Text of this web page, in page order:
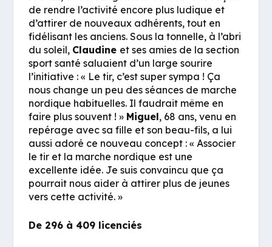
de rendre l’activité encore plus ludique et
d’attirer de nouveaux adhérents, tout en
fidélisant les anciens. Sous la tonnelle, à l’abri
du soleil, Claudine et ses amies de la section
sport santé saluaient d’un large sourire
l’initiative : « Le tir, c’est super sympa ! Ça
nous change un peu des séances de marche
nordique habituelles. Il faudrait même en
faire plus souvent ! » Miguel, 68 ans, venu en
repérage avec sa fille et son beau-fils, a lui
aussi adoré ce nouveau concept : « Associer
le tir et la marche nordique est une
excellente idée. Je suis convaincu que ça
pourrait nous aider à attirer plus de jeunes
vers cette activité. »
De 296 à 409 licenciés